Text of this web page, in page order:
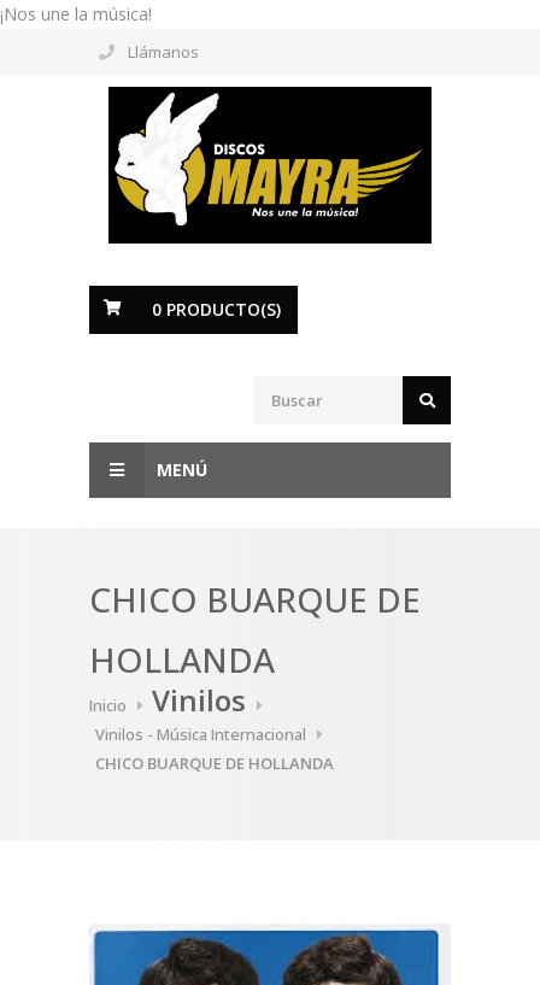
¡Nos une la música!
Llámanos
0 PRODUCTO(S)
MENÚ
CHICO BUARQUE DE
HOLLANDA
Inicio Vinilos
Vinilos - Música Internacional
CHICO BUARQUE DE HOLLANDA